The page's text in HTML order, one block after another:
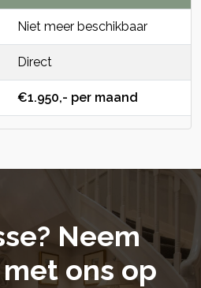
Niet meer beschikbaar
Direct
€1.950,- per maand
Neem
ons op